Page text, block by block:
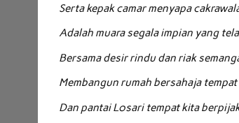
Serta kepak camar menyapa
Adalah muara segala impian yang
Bersama desir rindu dan riak
Membangun rumah bersahaja
Dan pantai Losari tempat kita